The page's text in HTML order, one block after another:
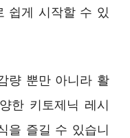
쉽게 시작할 수 있
량 뿐만 아니라 활
한 키토제닉 레시
을 즐길 수 있습니